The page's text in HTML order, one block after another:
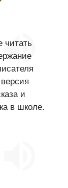
читать
и
в школе.